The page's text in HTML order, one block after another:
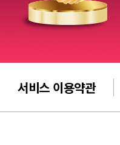
서비스 이용약관